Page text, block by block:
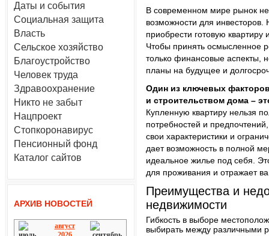
Даты и события
Социальная защита
Власть
Сельское хозяйство
Благоустройство
Человек труда
Здравоохранение
Никто не забыт
Нацпроект
Стопкоронавирус
Пенсионный фонд
Каталог сайтов
АРХИВ НОВОСТЕЙ
август
В современном мире рынок
возможности для инвесторов.
приобрести готовую
Чтобы принять осмысленное
только финансовые аспекты,
планы на будущее и
Один из ключевых
и строительством дома –
Купленную квартиру нельзя
потребностей и
свои характеристики и
дает возможность в полной
идеальное жилье под себя.
для проживания и отражает
Преимущества и
недвижимости
Гибкость в выборе
выбирать между различными